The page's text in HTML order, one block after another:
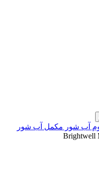
آب شور مکمل آب شور